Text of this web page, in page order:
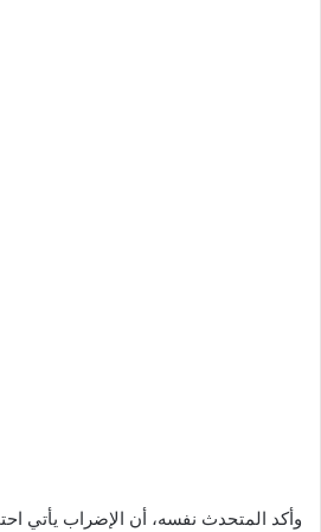
وأكد المتحدث نفسه، أن الإضراب يأتي